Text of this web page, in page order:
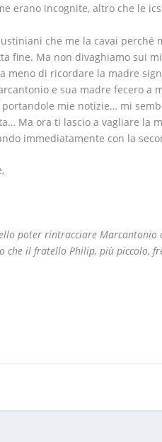
erano incognite, altro che le
che me la cavai
fine. Ma non divaghiamo sui
meno di ricordare la madre
e sua madre fecero a
portandole mie notizie… mi
Ma ora ti lascio a vagliare la
immediatamente con la
poter rintracciare
il fratello Philip, più piccolo,